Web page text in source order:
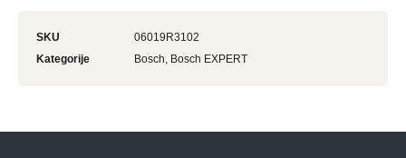
SKU
06019R3102
Kategorije
Bosch, Bosch EXPERT